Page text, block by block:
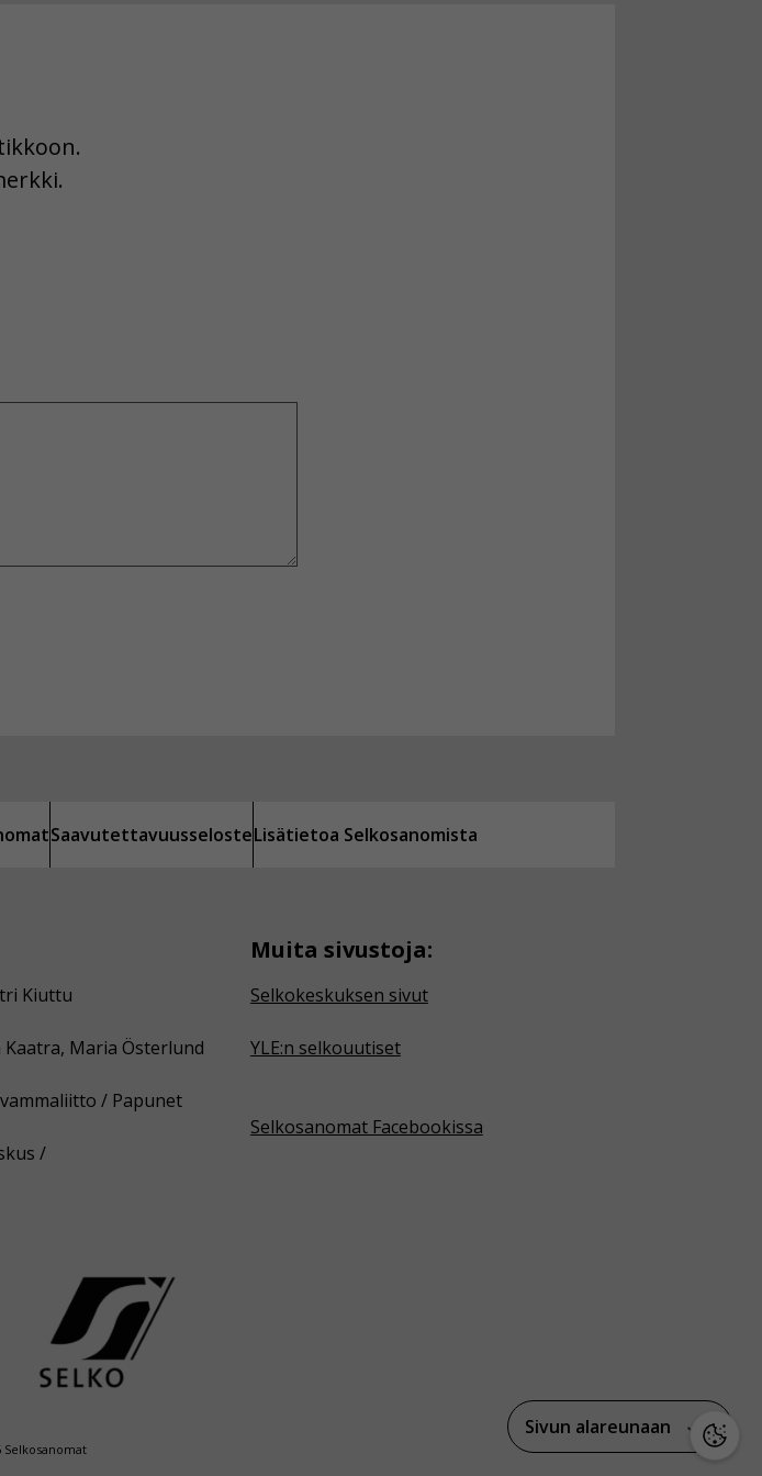
Sivun alareunaan
SaavutettavuusselosteLisätietoa Selkosanomista
Kiuttu
Kaatra, Maria Österlund
/ Papunet
/
Muita sivustoja:
Selkokeskuksen sivut
YLE:n selkouutiset
Selkosanomat Facebookissa
Selkosanomat